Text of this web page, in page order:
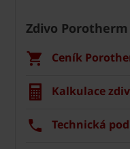
Zdivo Porotherm
Ceník
Kalkulace
Technická